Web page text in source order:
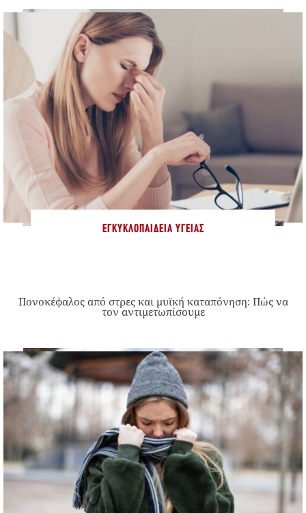
ΕΓΚΥΚΛΟΠΑΊΔΕΙΑ ΥΓΕΊΑΣ
Πονοκέφαλος από στρες και μυϊκή καταπόνηση: Πώς να
τον αντιμετωπίσουμε